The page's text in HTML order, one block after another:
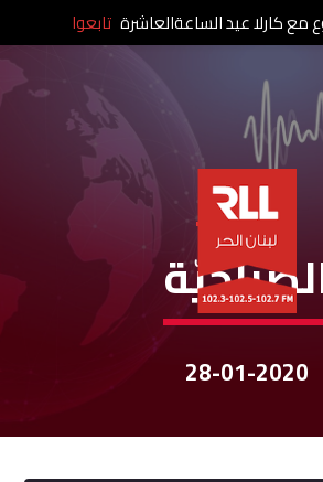
نشرات الأخبار
28-01-2020
كارلا عيد الساعةالعاشرة تابعوا